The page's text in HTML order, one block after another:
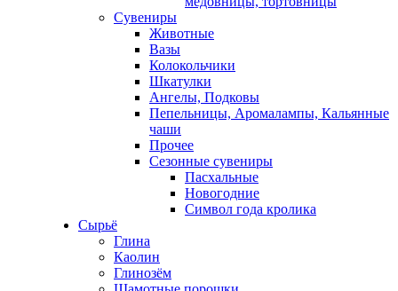
Сувениры
Животные
Вазы
Колокольчики
Шкатулки
Ангелы, Подковы
Пепельницы, Аромалампы, Кальянные
чаши
Прочее
Сезонные сувениры
Пасхальные
Новогодние
Символ года кролика
Сырьё
Глина
Каолин
Глинозём